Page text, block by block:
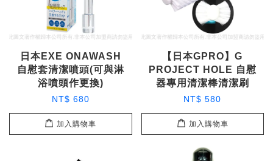
日本EXE ONAWASH
自慰套清潔噴頭(可與淋
浴噴頭作更換)
NT$ 680
加入購物車
【日本GPRO】G
PROJECT HOLE 自慰
器專用清潔棒清潔刷
NT$ 580
加入購物車